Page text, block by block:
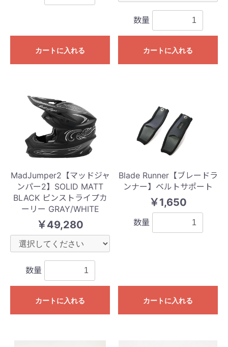
カートに入れる
数量
カートに入れる
MadJumper2【マッドジャ
ンパー2】SOLID MATT
BLACK ピンストライプカ
ーリー GRAY/WHITE
￥49,280
数量
カートに入れる
Blade Runner【ブレードラ
ンナー】ベルトサポート
￥1,650
数量
カートに入れる